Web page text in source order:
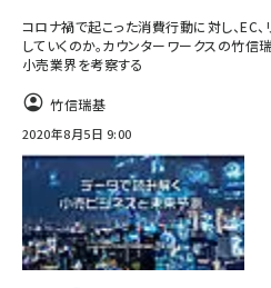
コロナ禍で起こった消費行動に対し、EC
していくのか。カウンターワークスの竹信
小売業界を考察する
竹信瑞基
2020年8月5日 9:00